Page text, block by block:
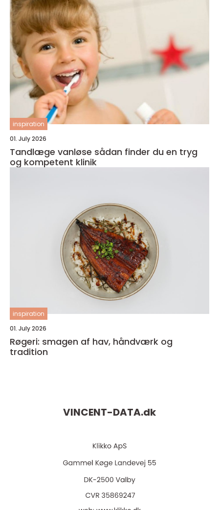
inspiration
01. July 2026
Tandlæge vanløse sådan finder du en tryg
og kompetent klinik
inspiration
01. July 2026
Røgeri: smagen af hav, håndværk og
tradition
VINCENT-DATA.dk